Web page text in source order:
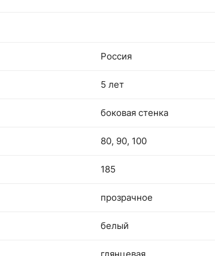
Россия
5 лет
боковая стенка
80, 90, 100
185
прозрачное
белый